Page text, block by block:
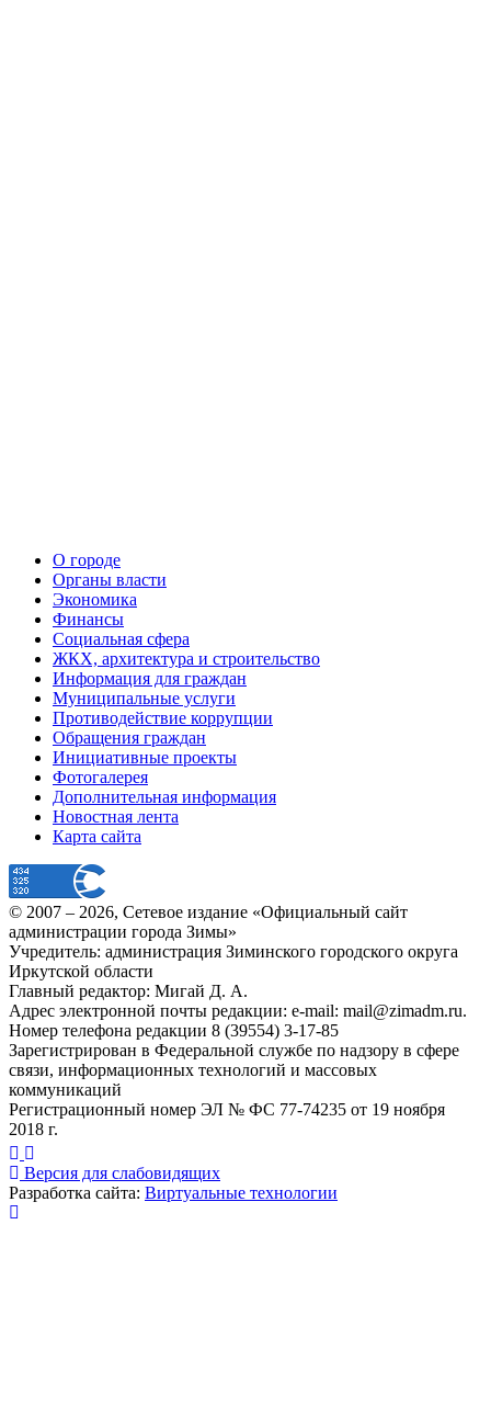
О городе
Органы власти
Экономика
Финансы
Социальная сфера
ЖКХ, архитектура и строительство
Информация для граждан
Муниципальные услуги
Противодействие коррупции
Обращения граждан
Инициативные проекты
Фотогалерея
Дополнительная информация
Новостная лента
Карта сайта
© 2007 – 2026, Сетевое издание «Официальный сайт
администрации города Зимы»
Учредитель: администрация Зиминского городского округа
Иркутской области
Главный редактор: Мигай Д. А.
Адрес электронной почты редакции: e-mail: mail@zimadm.ru.
Номер телефона редакции 8 (39554) 3-17-85
Зарегистрирован в Федеральной службе по надзору в сфере
связи, информационных технологий и массовых
коммуникаций
Регистрационный номер ЭЛ № ФС 77-74235 от 19 ноября
2018 г.
Версия для слабовидящих
Разработка сайта: Виртуальные технологии